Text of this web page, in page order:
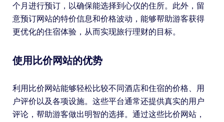
个月进行预订，以确保能选择到心仪的住所。此外，留
意预订网站的特价信息和价格波动，能够帮助游客获得
更优化的住宿体验，从而实现旅行理财的目标。
使用比价网站的优势
利用比价网站能够轻松比较不同酒店和住宿的价格、用
户评价以及各项设施。这些平台通常还提供真实的用户
评论，帮助游客做出明智的选择。通过这些比价网站，